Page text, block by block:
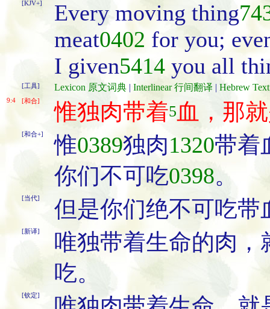
[KJV+] Every moving thing
meat0402 for you;
I given5414 you all
[工具] Lexicon 原文词典 | Interlinear 行间翻译 | Hebrew
9:4 [和合] 惟独肉带着5 血，那
[和合+] 惟0389独肉1320带着
你们不可吃0398。
[当代] 但是你们绝不可吃带
[新译]
唯独带着生命的肉
吃。
[钦定]